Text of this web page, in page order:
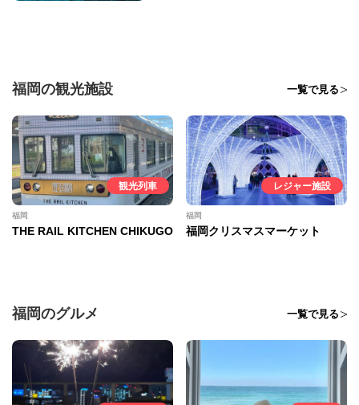
福岡の観光施設 一覧で見る
観光列車
福岡
THE RAIL KITCHEN CHIKUGO
レジャー施設
福岡
福岡クリスマスマーケット
福岡のグルメ 一覧で見る